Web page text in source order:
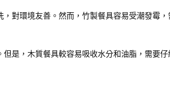
對環境友善。然而，竹製餐具容易受潮發霉
是，木質餐具較容易吸收水分和油脂，需要